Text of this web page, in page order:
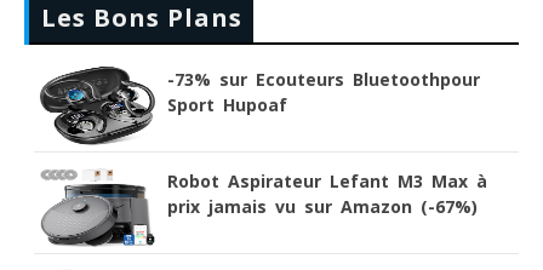
Les Bons Plans
-73% sur Ecouteurs Bluetoothpour
Sport Hupoaf
Robot Aspirateur Lefant M3 Max à
prix jamais vu sur Amazon (-67%)